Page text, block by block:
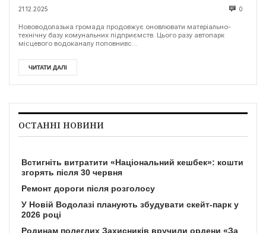
21.12.2025 0
Нововодолазька громада продовжує оновлювати матеріально-
технічну базу комунальних підприємств. Цього разу автопарк
місцевого водоканалу поповнивс...
ЧИТАТИ ДАЛІ
ОСТАННІ НОВИНИ
Встигніть витратити «Національний кешбек»: кошти
згорять після 30 червня
Ремонт дороги після розголосу
У Новій Водолазі планують збудувати скейт-парк у
2026 році
Родинам полеглих Захисників вручили ордени «За